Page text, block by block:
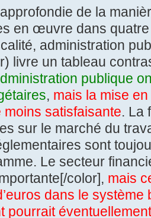
de la
en œuvre dans
administration
livre un tableau
publique
, mais la mise
satisfaisante. La
sur le marché du
sont
Le secteur
color], mais
dans le
pourrait